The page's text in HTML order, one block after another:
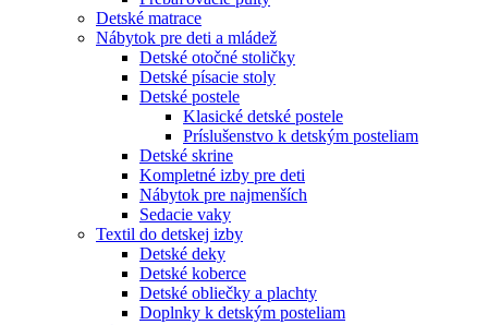
Detské matrace
Nábytok pre deti a mládež
Detské otočné stoličky
Detské písacie stoly
Detské postele
Klasické detské postele
Príslušenstvo k detským posteliam
Detské skrine
Kompletné izby pre deti
Nábytok pre najmenších
Sedacie vaky
Textil do detskej izby
Detské deky
Detské koberce
Detské obliečky a plachty
Doplnky k detským posteliam